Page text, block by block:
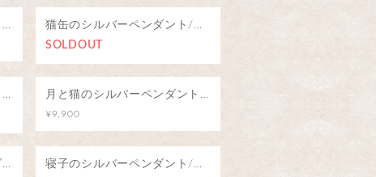
ヘビのシルバーイヤリング（両耳）
猫缶のシルバーペンダント/猫の夢
SOLDOUT
月と猫のシルバーペンダント（アイオライト）
月と猫のシルバーペンダント（ブルートパーズ）
¥9,900
どろぼう猫のシルバーペンダント
寝子のシルバーペンダント/猫のゆりかご